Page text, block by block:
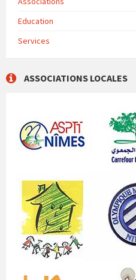
Education
Services
ASSOCIATIONS LOCALES